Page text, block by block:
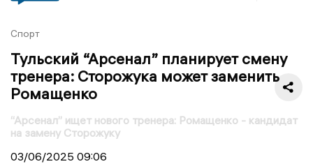
Спорт
Тульский “Арсенал” планирует смену
тренера: Сторожука может заменить
Ромащенко
“Арсенал” ищет нового тренера: Ромащенко - кандидат
на замену Сторожуку
03/06/2025 09:06